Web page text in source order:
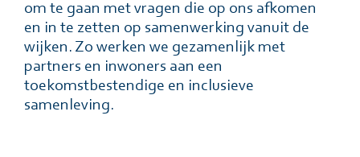
om te gaan met vragen die op ons afkomen
en in te zetten op samenwerking vanuit de
wijken. Zo werken we gezamenlijk met
partners en inwoners aan een
toekomstbestendige en inclusieve
samenleving.